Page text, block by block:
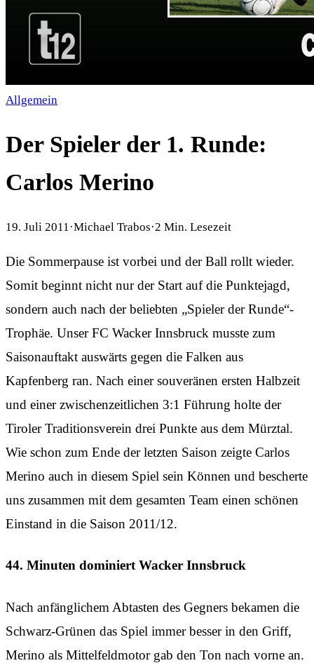
Allgemein
Der Spieler der 1. Runde:
Carlos Merino
19. Juli 2011 ·Michael Trabos·2 Min. Lesezeit
Die Sommerpause ist vorbei und der Ball rollt wieder.
Somit beginnt nicht nur der Start auf die Punktejagd,
sondern auch nach der beliebten „Spieler der Runde“-
Trophäe. Unser FC Wacker Innsbruck musste zum
Saisonauftakt auswärts gegen die Falken aus
Kapfenberg ran. Nach einer souveränen ersten Halbzeit
und einer zwischenzeitlichen 3:1 Führung holte der
Tiroler Traditionsverein drei Punkte aus dem Mürztal.
Wie schon zum Ende der letzten Saison zeigte Carlos
Merino auch in diesem Spiel sein Können und bescherte
uns zusammen mit dem gesamten Team einen schönen
Einstand in die Saison 2011/12.
44. Minuten dominiert Wacker Innsbruck
Nach anfänglichem Abtasten des Gegners bekamen die
Schwarz-Grünen das Spiel immer besser in den Griff,
Merino als Mittelfeldmotor gab den Ton nach vorne an.